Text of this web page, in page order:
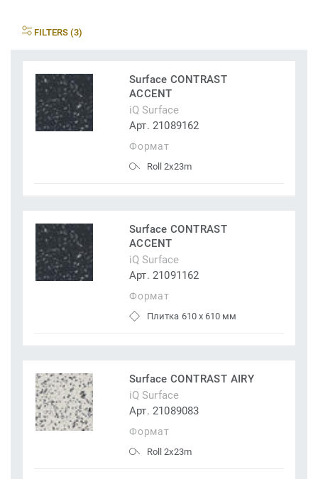
FILTERS (3)
Surface CONTRAST
ACCENT
iQ Surface
Арт. 21089162
Формат
Roll 2x23m
Surface CONTRAST
ACCENT
iQ Surface
Арт. 21091162
Формат
Плитка 610 x 610 мм
Surface CONTRAST AIRY
iQ Surface
Арт. 21089083
Формат
Roll 2x23m